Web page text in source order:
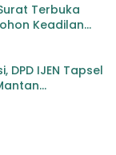
Terbuka
Keadilan
DPD IJEN Tapsel